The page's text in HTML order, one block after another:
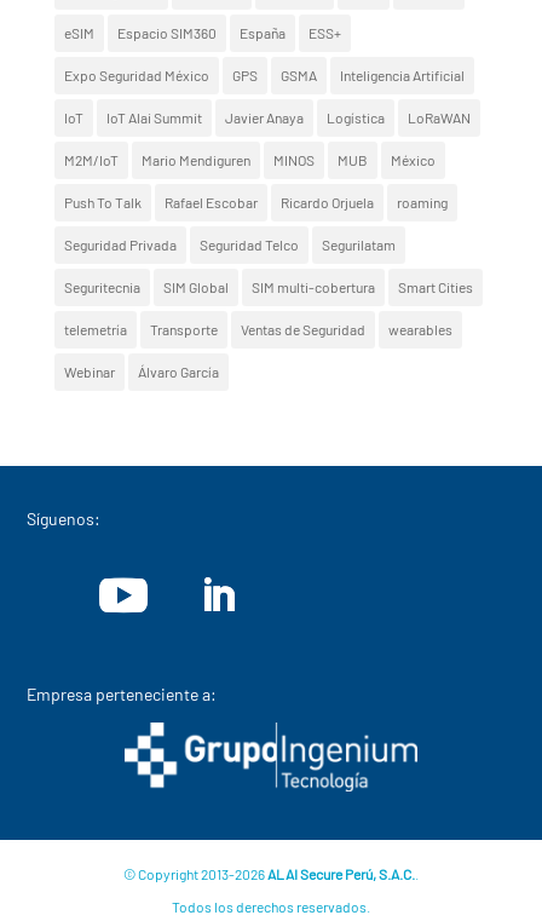
eSIM Espacio SIM360 España ESS+
Expo Seguridad México GPS GSMA Inteligencia Artificial
IoT IoT Alai Summit Javier Anaya Logística LoRaWAN
M2M/IoT Mario Mendiguren MINOS MUB México
Push To Talk Rafael Escobar Ricardo Orjuela roaming
Seguridad Privada Seguridad Telco Segurilatam
Seguritecnia SIM Global SIM multi-cobertura Smart Cities
telemetría Transporte Ventas de Seguridad wearables
Webinar Álvaro García
Síguenos:
Empresa perteneciente a:
© Copyright 2013-2026ALAI Secure Perú, S.A.C.
Todos los derechos reservados.